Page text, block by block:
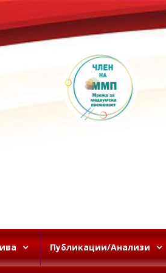
Публикации/Анализи